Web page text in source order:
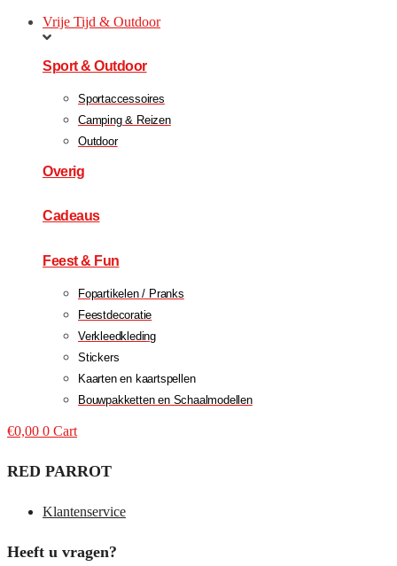
Vrije Tijd & Outdoor
Sport & Outdoor
Sportaccessoires
Camping & Reizen
Outdoor
Overig
Cadeaus
Feest & Fun
Fopartikelen / Pranks
Feestdecoratie
Verkleedkleding
Stickers
Kaarten en kaartspellen
Bouwpakketten en Schaalmodellen
€0,00 0 Cart
RED PARROT
Klantenservice
Heeft u vragen?